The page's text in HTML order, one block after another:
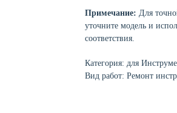
Примечание: Для
уточните модель и
соответствия.
Категория: для
Вид работ: Ремонт